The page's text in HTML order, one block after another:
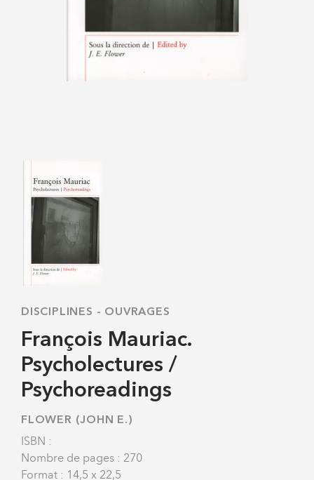
DISCIPLINES - OUVRAGES
François Mauriac.
Psycholectures /
Psychoreadings
FLOWER (JOHN E.)
ISBN :
Nombre de pages : 270
Format : 14,5 x 22,5